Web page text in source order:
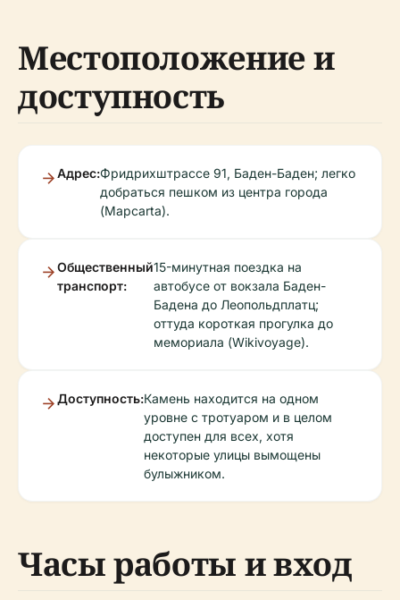
Местоположение и
доступность
Адрес:Фридрихштрассе 91, Баден-Баден; легко
добраться пешком из центра города
(Mapcarta).
Общественный
транспорт:
15-минутная поездка на
автобусе от вокзала Баден-
Бадена до Леопольдплатц;
оттуда короткая прогулка до
мемориала (Wikivoyage).
Доступность:Камень находится на одном
уровне с тротуаром и в целом
доступен для всех, хотя
некоторые улицы вымощены
булыжником.
Часы работы и вход